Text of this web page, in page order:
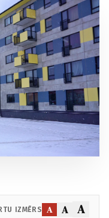
IZMĒRS A A A